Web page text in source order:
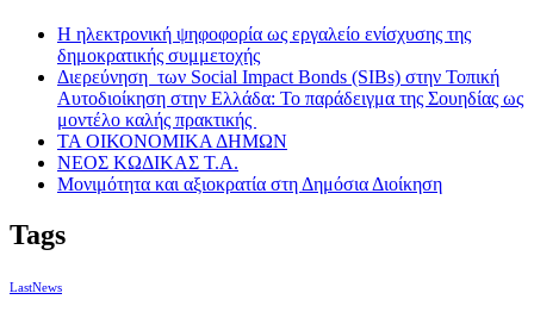
Η ηλεκτρονική ψηφοφορία ως εργαλείο ενίσχυσης της
δημοκρατικής συμμετοχής
Διερεύνηση των Social Impact Bonds (SIBs) στην Τοπική
Αυτοδιοίκηση στην Ελλάδα: Το παράδειγμα της Σουηδίας ως
μοντέλο καλής πρακτικής
ΤΑ ΟΙΚΟΝΟΜΙΚΑ ΔΗΜΩΝ
ΝΕΟΣ ΚΩΔΙΚΑΣ Τ.Α.
Μονιμότητα και αξιοκρατία στη Δημόσια Διοίκηση
Tags
LastNews